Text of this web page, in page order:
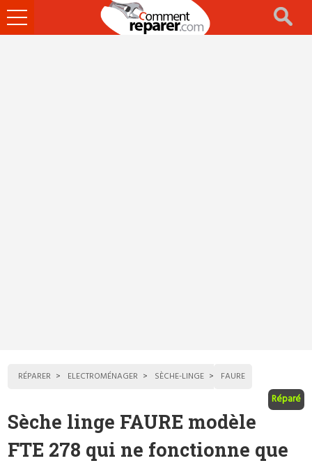
Ouvrir
le
RÉPARER ELECTROMÉNAGER SÈCHE-LINGE FAURE
Réparé
Sèche linge FAURE modèle
FTE 278 qui ne fonctionne que